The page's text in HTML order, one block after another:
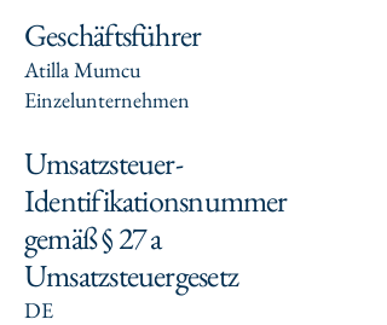
Geschäftsführer
Atilla Mumcu
Einzelunternehmen
Umsatzsteuer-
Identifikationsnummer
gemäß § 27 a
Umsatzsteuergesetz
DE